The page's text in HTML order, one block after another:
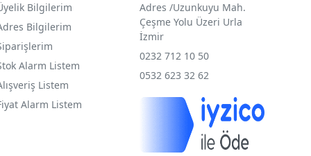
Bilgilerim
Bilgilerim
Alarm Listem
Listem
Alarm Listem
Adres /Uzunkuyu Mah.
Çeşme Yolu Üzeri Urla
İzmir
0232 712 10 50
0532 623 32 62